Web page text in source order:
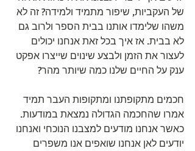
של העקביות, שיפור מתמיד ולמידה? זה לא
משהו שלימדו אותנו בבית הספר ולרוב גם
לא בבית. אז איך בכל זאת אנחנו יכולים
לעצור את הזמן ולבצע שינוים שייצרו אפקט
ענק על החיים שלנו כמה שיותר מהר?
חכמים מתקופתנו ומתקופות העבר תמיד
אמרו שהחכמה הגדולה נמצאת במודעות.
כאשר אנחנו מודעים למצבנו הנוכחי ואנחנו
יודעים לאן אנחנו שואפים אנו משפרים